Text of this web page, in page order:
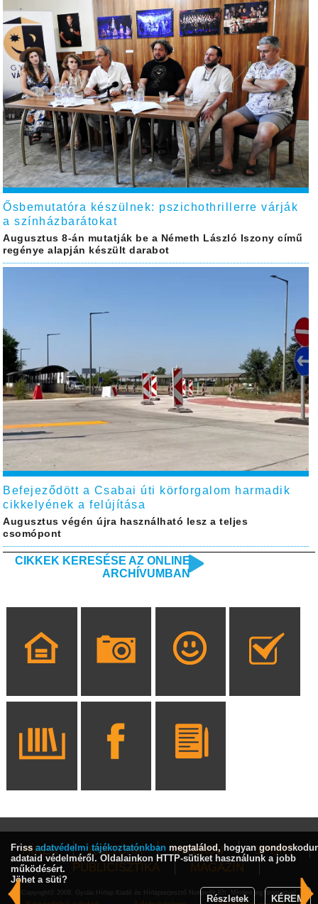
Ősbemutatóra készülnek: pszichothrillerre várják
a színházbarátokat
Augusztus 8-án mutatják be a Németh László Iszony című
regénye alapján készült darabot
Befejeződött a Csabai úti körforgalom harmadik
cikkelyének a felújítása
Augusztus végén újra használható lesz a teljes
csomópont
CIKKEK KERESÉSE AZ ONLINE
ARCHÍVUMBAN
HÍREK KULTÚRA INTERJÚ
SPORT
PUBLICISZTIKA
MAGAZIN
Copyright© 2009, Gyulai Hírlap Kiadó és Hírlapterjesztő Nonprofit Kft. Minden jog fenntartva!
Friss adatvédelmi tájékoztatónkban megtalálod, hogyan
adataid védelméről. Oldalainkon HTTP-sütiket használunk a jobb
működésért.
Jöhet a süti?
Részletek
KÉREM